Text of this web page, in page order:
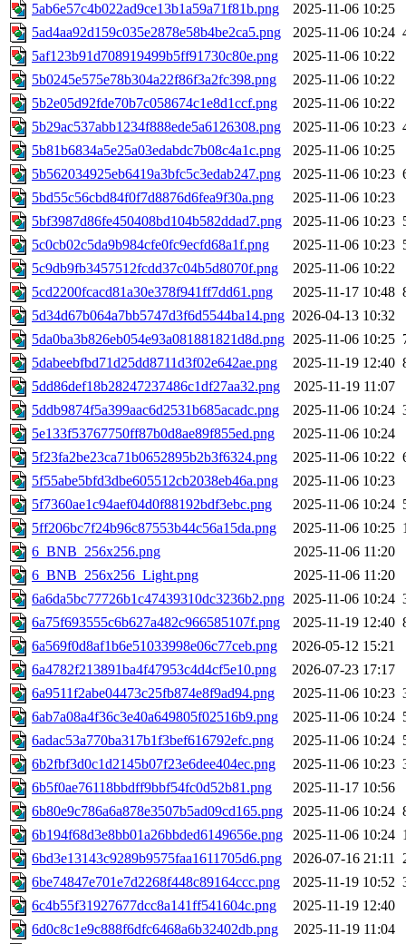
5ab6e57c4b022ad9ce13b1a59a71f81b.png
2025-11-06 10:25
5ad4aa92d159c035e2878e58b4be2ca5.png
2025-11-06 10:24
5af123b91d708919499b5ff91730c80e.png
2025-11-06 10:22
5b0245e575e78b304a22f86f3a2fc398.png
2025-11-06 10:22
5b2e05d92fde70b7c058674c1e8d1ccf.png
2025-11-06 10:22
5b29ac537abb1234f888ede5a6126308.png
2025-11-06 10:23
5b81b6834a5e25a03edabdc7b08c4a1c.png
2025-11-06 10:25
5b562034925eb6419a3bfc5c3edab247.png
2025-11-06 10:23
5bd55c56cbd84f0f7d8876d6fea9f30a.png
2025-11-06 10:23
5bf3987d86fe450408bd104b582ddad7.png
2025-11-06 10:23
5c0cb02c5da9b984cfe0fc9ecfd68a1f.png
2025-11-06 10:23
5c9db9fb3457512fcdd37c04b5d8070f.png
2025-11-06 10:22
5cd2200fcacd81a30e378f941ff7dd61.png
2025-11-17 10:48
5d34d67b064a7bb5747d3f6d5544ba14.png 2026-04-13 10:32
5da0ba3b826eb054e93a081881821d8d.png 2025-11-06 10:25
5dabeebfbd71d25dd8711d3f02e642ae.png
2025-11-19 12:40
5dd86def18b28247237486c1df27aa32.png
2025-11-19 11:07
5ddb9874f5a399aac6d2531b685acadc.png
2025-11-06 10:24
5e133f53767750ff87b0d8ae89f855ed.png
2025-11-06 10:24
5f23fa2be23ca71b0652895b2b3f6324.png
2025-11-06 10:22
5f55abe5bfd3dbe605512cb2038eb46a.png
2025-11-06 10:23
5f7360ae1c94aef04d0f88192bdf3ebc.png
2025-11-06 10:24
5ff206bc7f24b96c87553b44c56a15da.png
2025-11-06 10:25
6_BNB_256x256.png
2025-11-06 11:20
6_BNB_256x256_Light.png
2025-11-06 11:20
6a6da5bc77726b1c47439310dc3236b2.png 2025-11-06 10:24
6a75f693555c6b627a482c966585107f.png
2025-11-19 12:40
6a569f0d8af1b6e51033998e06c77ceb.png
2026-05-12 15:21
6a4782f213891ba4f47953c4d4cf5e10.png
2026-07-23 17:17
6a9511f2abe04473c25fb874e8f9ad94.png
2025-11-06 10:23
6ab7a08a4f36c3e40a649805f02516b9.png
2025-11-06 10:24
6adac53a770ba317b1f3bef616792efc.png
2025-11-06 10:24
6b2fbf3d0c1d2145b07f23e6dee404ec.png
2025-11-06 10:23
6b5f0ae76118bbdff9bbf54fc0d52b81.png
2025-11-17 10:56
6b80e9c786a6a878e3507b5ad09cd165.png
2025-11-06 10:24
6b194f68d3e8bb01a26bbded6149656e.png
2025-11-06 10:24
6bd3e13143c9289b9575faa1611705d6.png
2026-07-16 21:11
6be74847e701e7d2268f448c89164ccc.png
2025-11-19 10:52
6c4b55f31927677dcc8a141ff541604c.png
2025-11-19 12:40
6d0c8c1e9c888f6dfc6468a6b32402db.png
2025-11-19 11:04